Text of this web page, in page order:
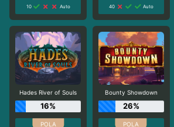
10
Auto
40
Auto
Hades River of Souls
16%
Bounty Showdown
26%